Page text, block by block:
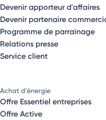
Devenir apporteur d'affaires
Devenir partenaire
Programme de parrainage
Relations presse
Service client
Achat d'énergie
Offre Essentiel entreprises
Offre Active